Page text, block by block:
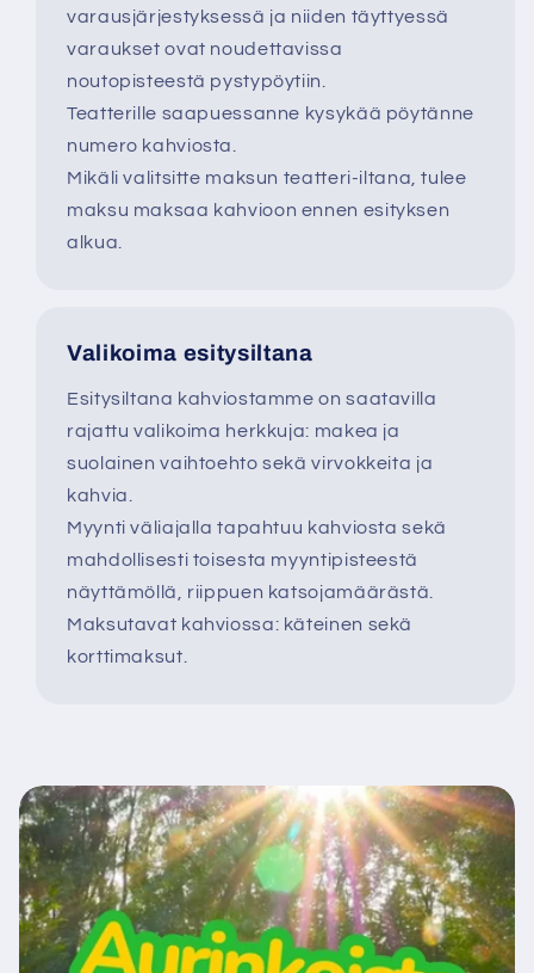
varausjärjestyksessä ja niiden täyttyessä
varaukset ovat noudettavissa
noutopisteestä pystypöytiin.
Teatterille saapuessanne kysykää pöytänne
numero kahviosta.
Mikäli valitsitte maksun teatteri-iltana, tulee
maksu maksaa kahvioon ennen esityksen
alkua.
Valikoima esitysiltana
Esitysiltana kahviostamme on saatavilla
rajattu valikoima herkkuja: makea ja
suolainen vaihtoehto sekä virvokkeita ja
kahvia.
Myynti väliajalla tapahtuu kahviosta sekä
mahdollisesti toisesta myyntipisteestä
näyttämöllä, riippuen katsojamäärästä.
Maksutavat kahviossa: käteinen sekä
korttimaksut.